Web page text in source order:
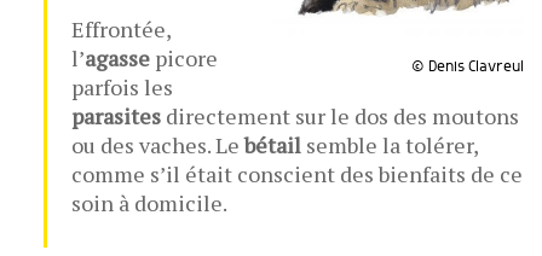
© Denis Clavreul
Effrontée,
l’agassepicore
parfois les
parasitesdirectement sur le dos des moutons
ou des vaches. Lebétailsemble la tolérer,
comme s’il était conscient des bienfaits de ce
soin à domicile.